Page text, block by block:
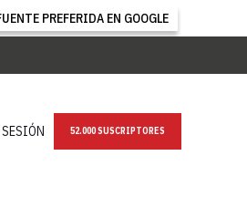
PREFERIDA EN GOOGLE
NEWSLETTER